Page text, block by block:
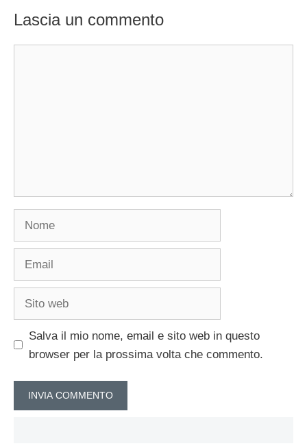
Lascia un commento
Salva il mio nome, email e sito web in questo
browser per la prossima volta che commento.